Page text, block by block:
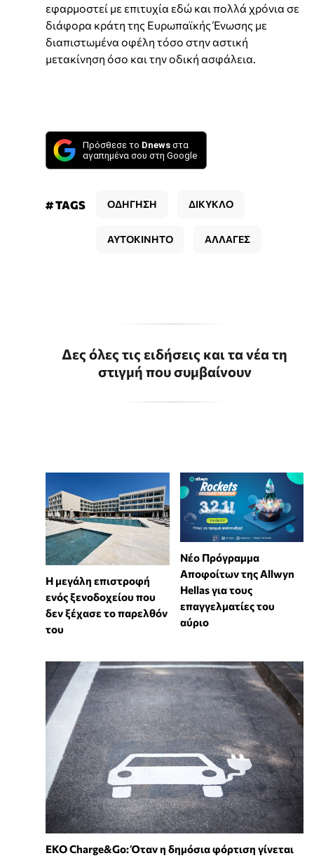
εφαρμοστεί με επιτυχία εδώ και πολλά χρόνια σε
διάφορα κράτη της Ευρωπαϊκής Ένωσης με
διαπιστωμένα οφέλη τόσο στην αστική
μετακίνηση όσο και την οδική ασφάλεια.
Πρόσθεσε το Dnews στα
αγαπημένα σου στη Google
# TAGS ΟΔΗΓΗΣΗ ΔΙΚΥΚΛΟ
ΑΥΤΟΚΙΝΗΤΟ ΑΛΛΑΓΕΣ
Δες όλες τις ειδήσεις και τα νέα τη
στιγμή που συμβαίνουν
Η μεγάλη επιστροφή
ενός ξενοδοχείου που
δεν ξέχασε το παρελθόν
του
Νέο Πρόγραμμα
Αποφοίτων της Allwyn
Hellas για τους
επαγγελματίες του
αύριο
EKO Charge&Go: Όταν η δημόσια φόρτιση γίνεται